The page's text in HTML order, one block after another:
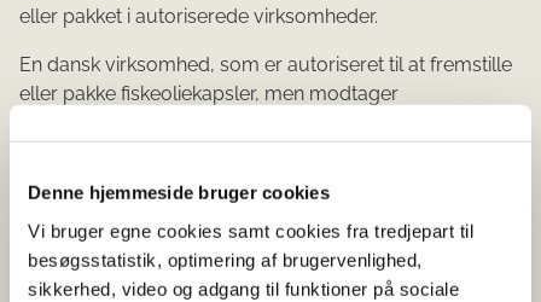
Denne hjemmeside bruger cookies
Vi bruger egne cookies samt cookies fra tredjepart til
besøgsstatistik, optimering af brugervenlighed,
sikkerhed, video og adgang til funktioner på sociale
eller pakket i autoriserede virksomheder.
En dansk virksomhed, som er autoriseret til at fremstille
eller pakke fiskeoliekapsler, men modtager
overgangsperioden fortsat håndtere disse produkter.
Fiskeolie må ikke modtages, hvis ikke fiskeolien kommer
fra en autoriseret virksomhed.
I overgangsperioden accepteres følgende for danske